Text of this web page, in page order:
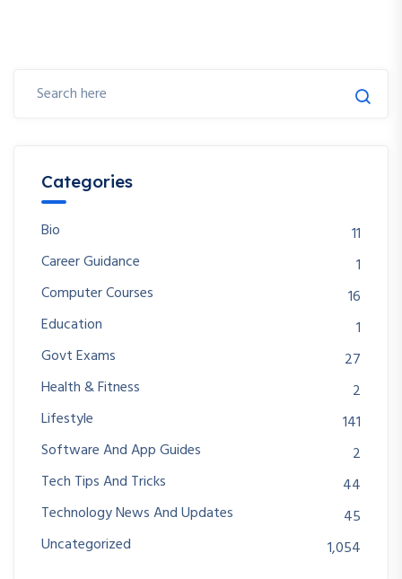
Categories
Bio
11
Career Guidance
1
Computer Courses
16
Education
1
Govt Exams
27
Health & Fitness
2
Lifestyle
141
Software And App Guides
2
Tech Tips And Tricks
44
Technology News And Updates
45
Uncategorized
1,054